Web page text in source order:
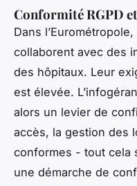
Conformité RGPD
Dans
collaborent avec des
des hôpitaux. Leur
est élevée.
alors un levier de
accès, la gestion des
conformes - tout cela
une démarche de